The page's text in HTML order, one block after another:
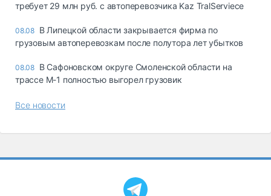
требует 29 млн руб. с автоперевозчика Kaz TralServiece
08.08 В Липецкой области закрывается фирма по
грузовым автоперевозкам после полутора лет убытков
08.08 В Сафоновском округе Смоленской области на
трассе М-1 полностью выгорел грузовик
Все новости